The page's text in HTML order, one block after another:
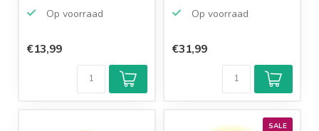
Op voorraad
€13,99
Op voorraad
€31,99
SALE